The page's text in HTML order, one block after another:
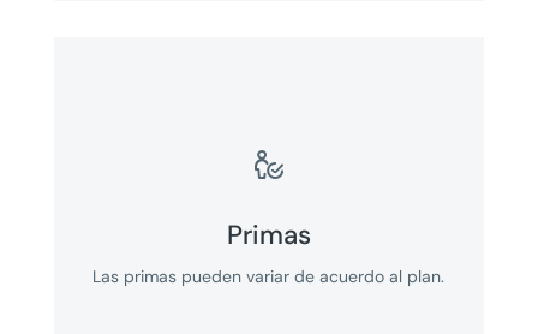

Primas
Las primas pueden variar de acuerdo al plan.